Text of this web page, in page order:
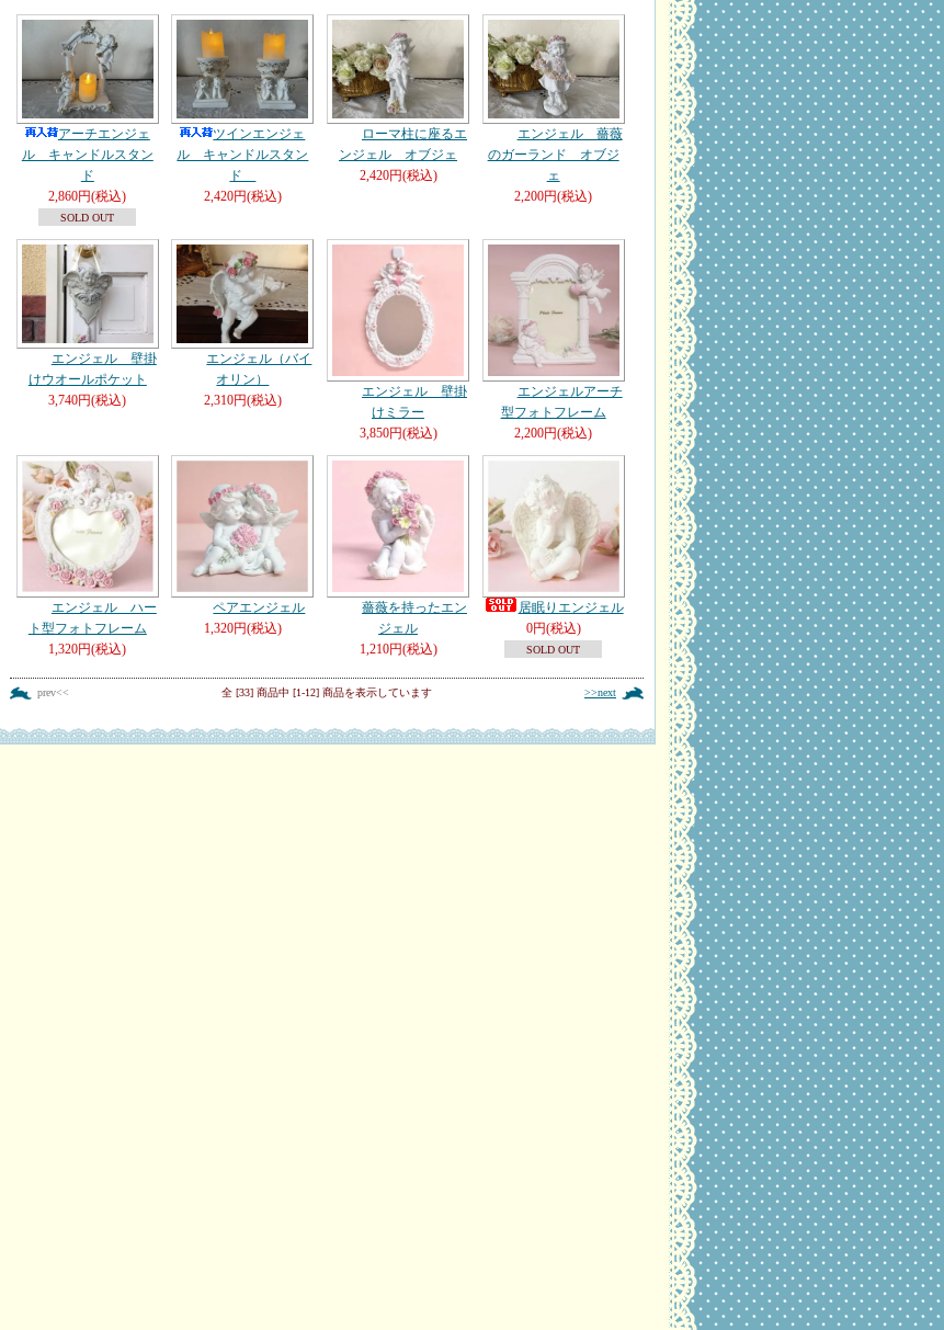
アーチエンジェ
ル キャンドルスタン
ド
2,860円(税込)
SOLD OUT
ツインエンジェ
ル キャンドルスタン
ド
2,420円(税込)
ローマ柱に座るエ
ンジェル オブジェ
2,420円(税込)
エンジェル 薔薇
のガーランド オブジ
ェ
2,200円(税込)
エンジェル 壁掛
けウオールポケット
3,740円(税込)
エンジェル（バイ
オリン）
2,310円(税込)
エンジェル 壁掛
けミラー
3,850円(税込)
エンジェルアーチ
型フォトフレーム
2,200円(税込)
エンジェル ハー
ト型フォトフレーム
1,320円(税込)
ペアエンジェル
1,320円(税込)
薔薇を持ったエン
ジェル
1,210円(税込)
居眠りエンジェル
0円(税込)
SOLD OUT
prev<< 全 [33] 商品中 [1-12] 商品を表示しています >>next